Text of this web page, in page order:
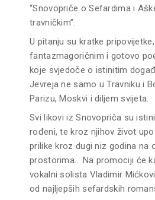
“Snovopriče o Sefardima i
travničkim”.
U pitanju su kratke
fantazmagoričnim i gotovo
koje svjedoče o istinitim
Jevreja ne samo u Travniku i
Parizu, Moskvi i diljem svijeta.
Svi likovi iz Snovopriča su
rođeni, te kroz njihov život
prilike kroz dugi niz godina na
prostorima… Na promociji će
vokalni solista Vladimir
od najljepših sefardskih